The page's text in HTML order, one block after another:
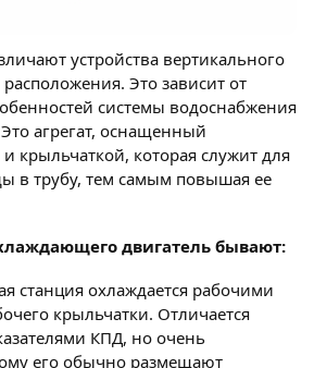
устройства вертикального
Это зависит от
системы водоснабжения
агрегат, оснащенный
крыльчаткой, которая служит для
в трубу, тем самым повышая ее
двигатель бывают:
станция охлаждается рабочими
крыльчатки. Отличается
КПД, но очень
его обычно размещают